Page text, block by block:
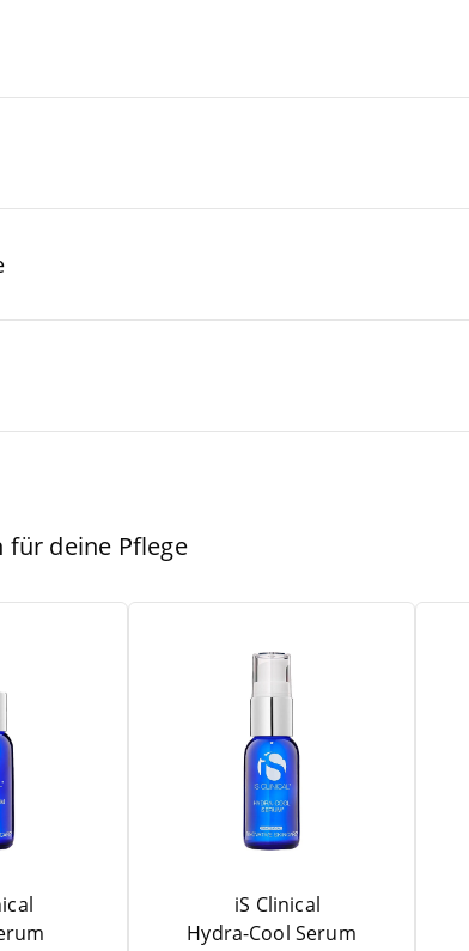
für deine Pflege
iS Clinical
Hydra-Cool Serum